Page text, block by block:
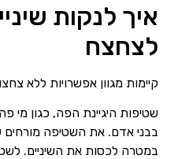
איך לנקות
לצחצח
קיימות מגוון אפשרויות ללא
שטיפות היגיינת הפה, כגון
בבני אדם. את השטיפה
במטרה לכסות את השיניים.